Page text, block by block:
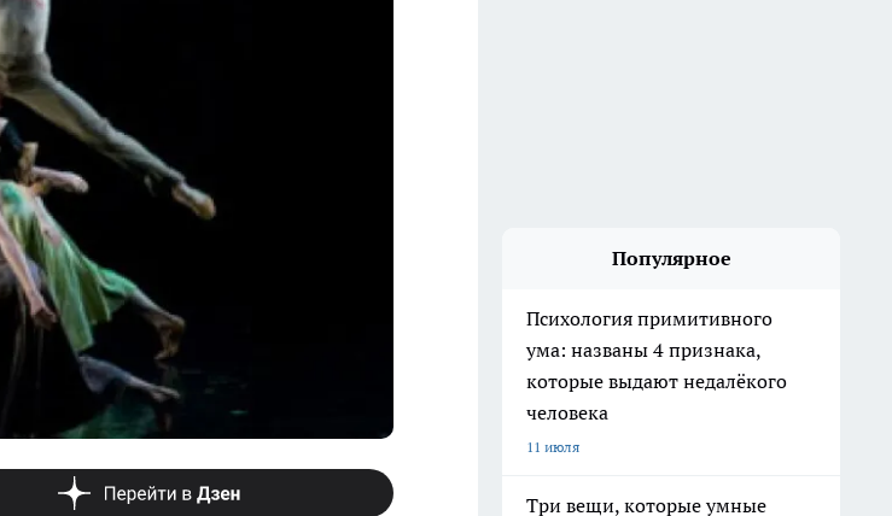
Популярное
Психология примитивного
ума: названы 4 признака,
которые выдают недалёкого
человека
11 июля
Три вещи, которые умные